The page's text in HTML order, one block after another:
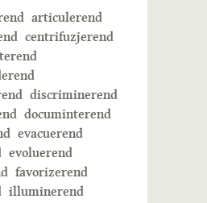
articulerend
centrifuzjerend
discriminerend
documinterend
evacuerend
evoluerend
favorizerend
illuminerend